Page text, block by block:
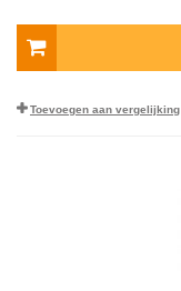
Toevoegen aan vergelijking